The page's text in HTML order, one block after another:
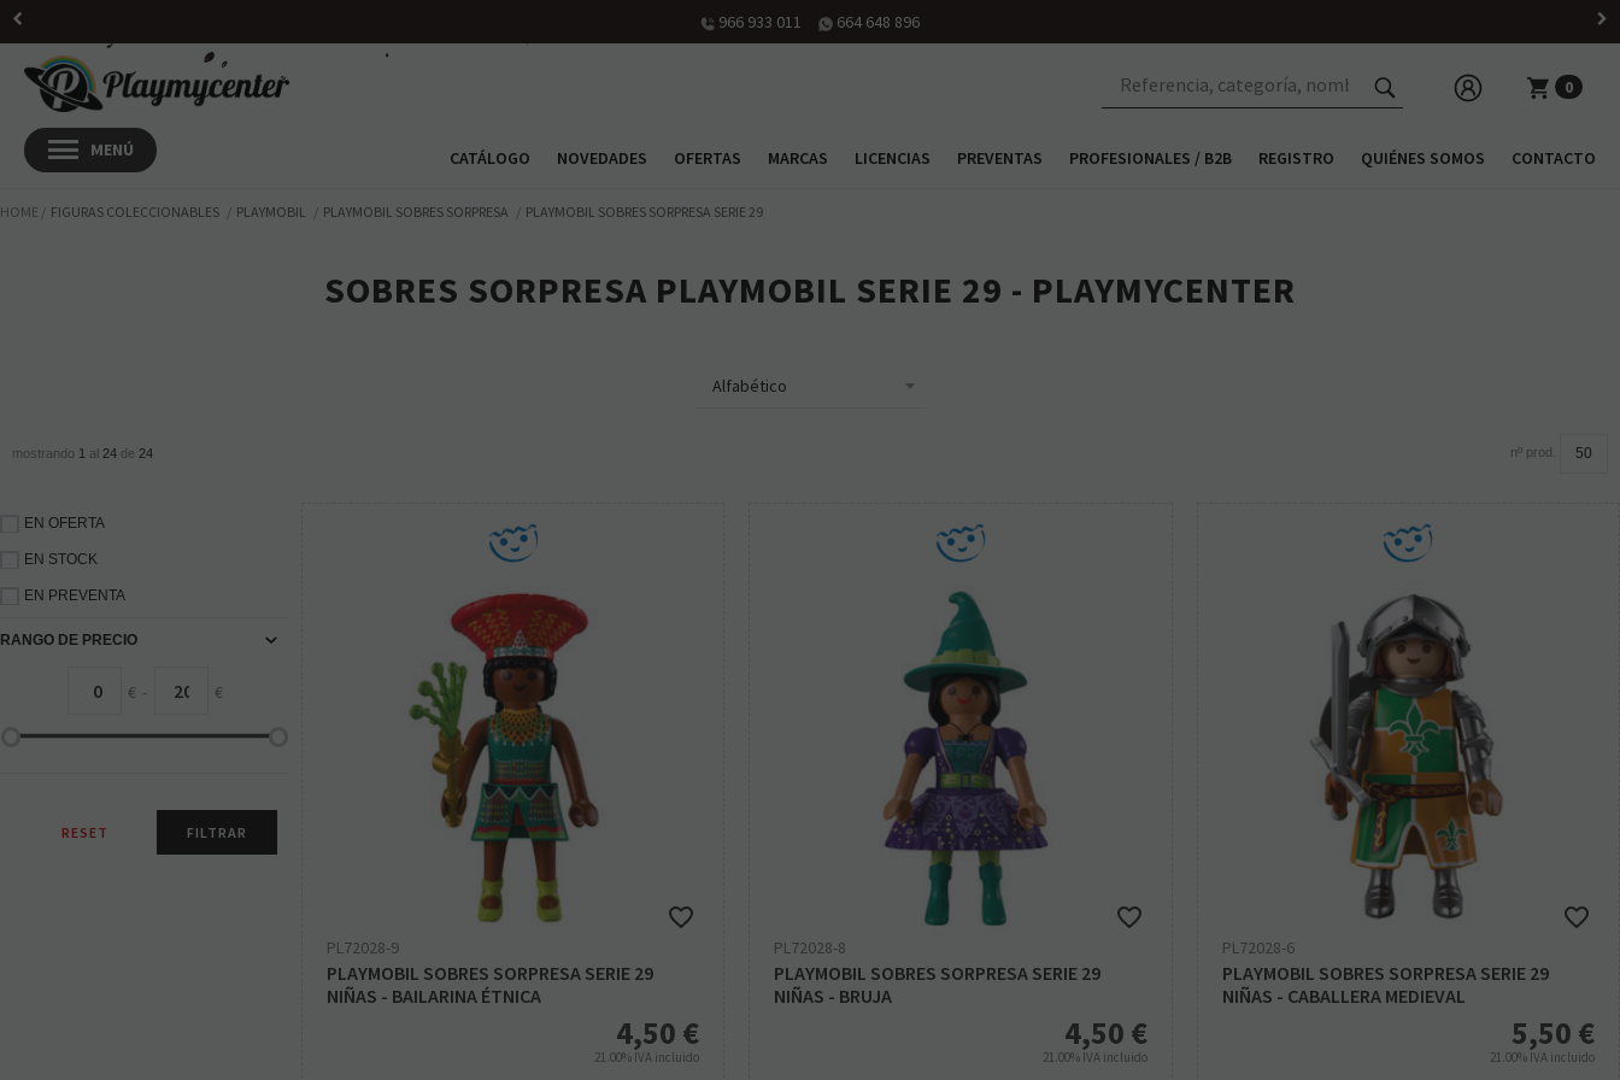
966 933 011 664 648 896
0
CATÁLOGO NOVEDADES OFERTAS MARCAS LICENCIAS PREVENTAS PROFESIONALES / B2B REGISTRO QUIÉNES SOMOS CONTACTO
HOME FIGURAS COLECCIONABLES PLAYMOBIL PLAYMOBIL SOBRES SORPRESA PLAYMOBIL SOBRES SORPRESA SERIE 29
SOBRES SORPRESA PLAYMOBIL SERIE 29 - PLAYMYCENTER
mostrando 1 al 24 de 24 nº prod.
EN OFERTA
EN STOCK
EN PREVENTA
RANGO DE PRECIO
€ - €
PL72028-9
PLAYMOBIL SOBRES SORPRESA SERIE 29
NIÑAS - BAILARINA ÉTNICA
4,50 €
21.00% IVA incluido
PL72028-8
PLAYMOBIL SOBRES SORPRESA SERIE 29
NIÑAS - BRUJA
4,50 €
21.00% IVA incluido
PL72028-6
PLAYMOBIL SOBRES SORPRESA SERIE 29
NIÑAS - CABALLERA MEDIEVAL
5,50 €
21.00% IVA incluido